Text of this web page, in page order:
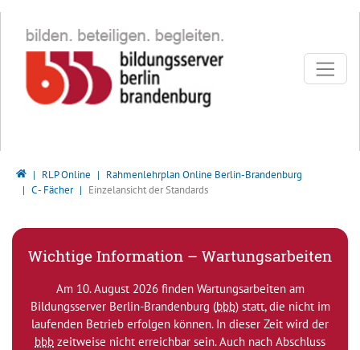
Bildungsserver Berlin - Brandenburg
RLP Online
Rahmenlehrplan Online Berlin-Brandenburg
C - Fächer
Einzelansicht der Standards
Wichtige Information – Wartungsarbeiten
Am 10. August 2026 finden Wartungsarbeiten am
Bildungsserver Berlin-Brandenburg (bbb) statt, die nicht im
laufenden Betrieb erfolgen können. In dieser Zeit wird der
bbb zeitweise nicht erreichbar sein. Auch nach Abschluss